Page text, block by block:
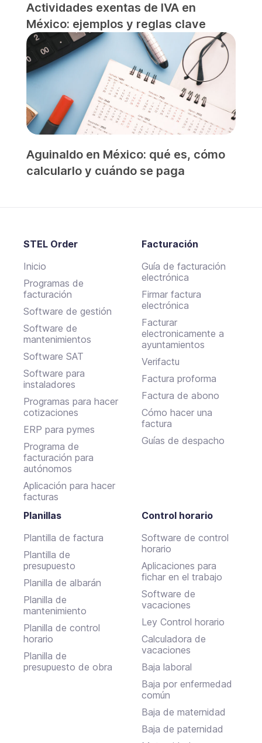
Actividades exentas de IVA en
México: ejemplos y reglas clave
Aguinaldo en México: qué es, cómo
calcularlo y cuándo se paga
STEL Order
Inicio
Programas de
facturación
Software de gestión
Software de
mantenimientos
Software SAT
Software para
instaladores
Programas para hacer
cotizaciones
ERP para pymes
Programa de
facturación para
autónomos
Aplicación para hacer
facturas
Facturación
Guía de facturación
electrónica
Firmar factura
electrónica
Facturar
electronicamente a
ayuntamientos
Verifactu
Factura proforma
Factura de abono
Cómo hacer una
factura
Guías de despacho
Planillas
Plantilla de factura
Plantilla de
presupuesto
Planilla de albarán
Planilla de
mantenimiento
Planilla de control
horario
Planilla de
presupuesto de obra
Control horario
Software de control
horario
Aplicaciones para
fichar en el trabajo
Software de
vacaciones
Ley Control horario
Calculadora de
vacaciones
Baja laboral
Baja por enfermedad
común
Baja de maternidad
Baja de paternidad